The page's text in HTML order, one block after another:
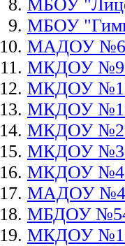
МБОУ
МБОУ
МАДОУ №6
МКДОУ №9
МКДОУ №17
МКДОУ №19
МКДОУ №29
МКДОУ
МКДОУ №42
МАДОУ
МБДОУ №54
МКДОУ